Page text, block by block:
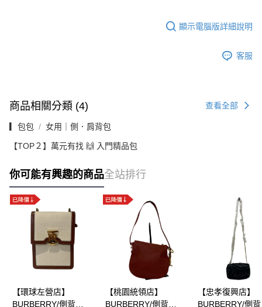
顯示電腦版詳細說明
客服
商品相關分類 (4) 查看全部
▎包包 女用｜側．肩背包
【TOP２】萬元有找 🙌 入門精品包
你可能有興趣的商品全站排行
【環球左營店】
BURBERRY/側背
【桃園統領店】
BURBERRY/側背
【忠孝復興店】
BURBERRY/側背